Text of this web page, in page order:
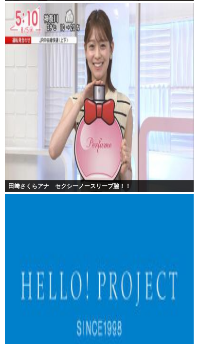
田﨑さくらアナ セクシーノースリーブ脇！！